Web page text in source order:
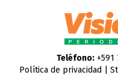
Teléfono:+591
Política de privacidad